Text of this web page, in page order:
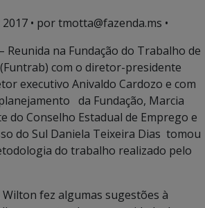
• por tmotta@fazenda.ms •
Reunida na Fundação do Trabalho de
com o diretor-presidente
executivo Anivaldo Cardozo e com
da Fundação, Marcia
do Conselho Estadual de Emprego e
do Sul Daniela Teixeira Dias tomou
do trabalho realizado pelo
fez algumas sugestões à